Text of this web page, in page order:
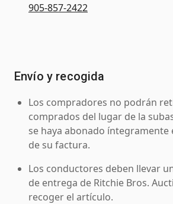
905-857-2422
Envío y recogida
Los compradores no podrán
comprados del lugar de la
se haya abonado
de su factura.
Los conductores deben llevar
de entrega de Ritchie Bros.
recoger el artículo.